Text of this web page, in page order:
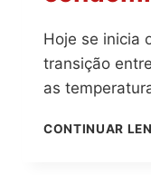
Hoje se inicia
transição
as
CONTINUAR